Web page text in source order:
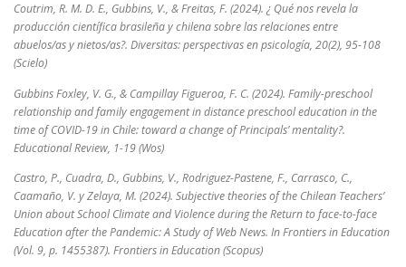
Coutrim, R. M. D. E., Gubbins, V., & Freitas, F. (2024). ¿ Qué nos revela la
producción científica brasileña y chilena sobre las relaciones entre
abuelos/as y nietos/as?. Diversitas: perspectivas en psicología, 20(2), 95-108
(Scielo)
Gubbins Foxley, V. G., & Campillay Figueroa, F. C. (2024). Family-preschool
relationship and family engagement in distance preschool education in the
time of COVID-19 in Chile: toward a change of Principals’ mentality?.
Educational Review, 1-19 (Wos)
Castro, P., Cuadra, D., Gubbins, V., Rodriguez-Pastene, F., Carrasco, C.,
Caamaño, V. y Zelaya, M. (2024). Subjective theories of the Chilean Teachers’
Union about School Climate and Violence during the Return to face-to-face
Education after the Pandemic: A Study of Web News. In Frontiers in Education
(Vol. 9, p. 1455387). Frontiers in Education (Scopus)